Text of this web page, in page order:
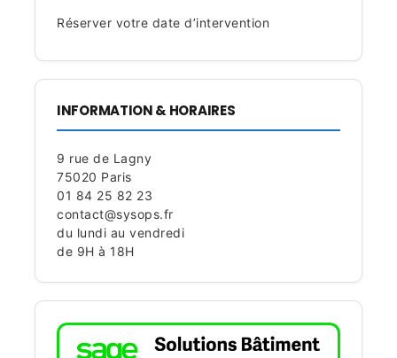
Réserver votre date d’intervention
INFORMATION & HORAIRES
9 rue de Lagny
75020 Paris
01 84 25 82 23
contact@sysops.fr
du lundi au vendredi
de 9H à 18H